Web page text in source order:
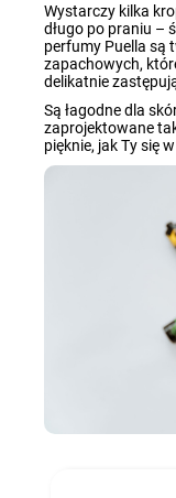
Wystarczy kilka
długo po praniu –
perfumy Puella są
zapachowych,
delikatnie
Są łagodne dla
zaprojektowane
pięknie, jak Ty się